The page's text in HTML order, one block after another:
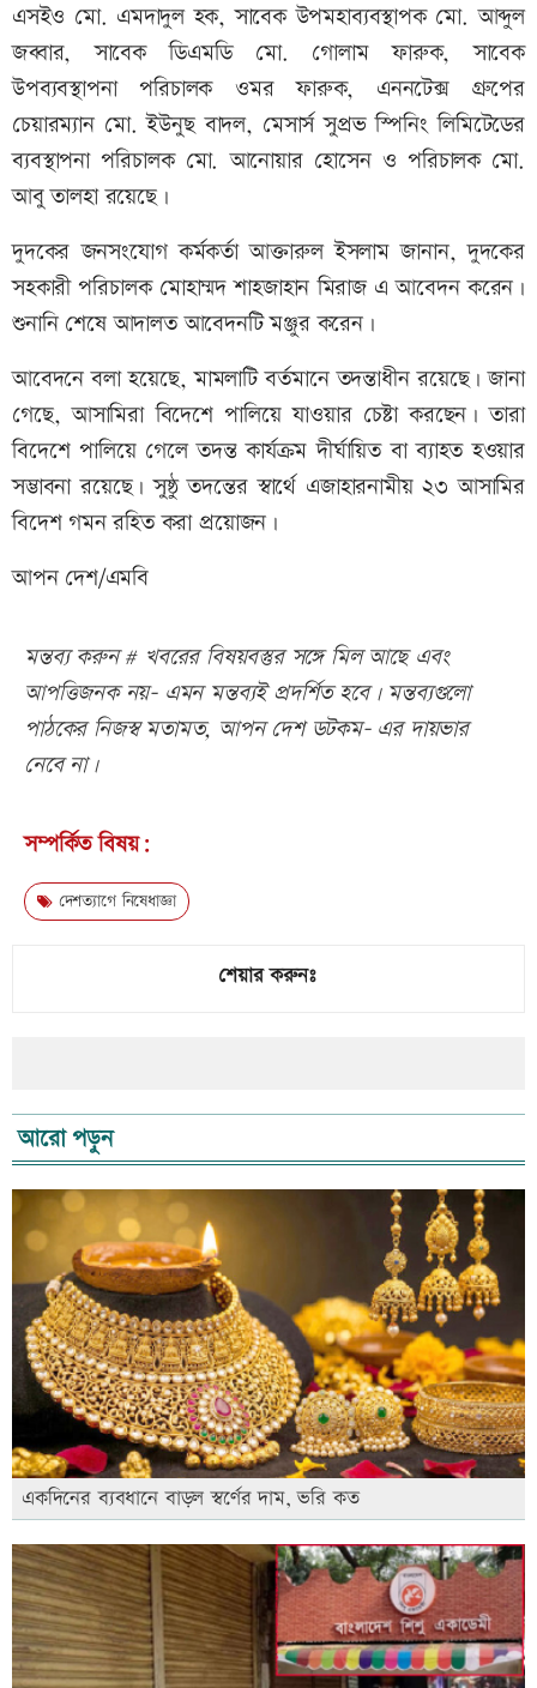
এসইও মো. এমদাদুল হক, সাবেক উপমহাব্যবস্থাপক মো. আব্দুল
জব্বার, সাবেক ডিএমডি মো. গোলাম ফারুক, সাবেক
উপব্যবস্থাপনা পরিচালক ওমর ফারুক, এননটেক্স গ্রুপের
চেয়ারম্যান মো. ইউনুছ বাদল, মেসার্স সুপ্রভ স্পিনিং লিমিটেডের
ব্যবস্থাপনা পরিচালক মো. আনোয়ার হোসেন ও পরিচালক মো.
আবু তালহা রয়েছে।
দুদকের জনসংযোগ কর্মকর্তা আক্তারুল ইসলাম জানান, দুদকের
সহকারী পরিচালক মোহাম্মদ শাহজাহান মিরাজ এ আবেদন করেন।
শুনানি শেষে আদালত আবেদনটি মঞ্জুর করেন।
আবেদনে বলা হয়েছে, মামলাটি বর্তমানে তদন্তাধীন রয়েছে। জানা
গেছে, আসামিরা বিদেশে পালিয়ে যাওয়ার চেষ্টা করছেন। তারা
বিদেশে পালিয়ে গেলে তদন্ত কার্যক্রম দীর্ঘায়িত বা ব্যাহত হওয়ার
সম্ভাবনা রয়েছে। সুষ্ঠু তদন্তের স্বার্থে এজাহারনামীয় ২৩ আসামির
বিদেশ গমন রহিত করা প্রয়োজন।
আপন দেশ/এমবি
মন্তব্য করুন # খবরের বিষয়বস্তুর সঙ্গে মিল আছে এবং
আপত্তিজনক নয়- এমন মন্তব্যই প্রদর্শিত হবে। মন্তব্যগুলো
পাঠকের নিজস্ব মতামত, আপন দেশ ডটকম- এর দায়ভার
নেবে না।
সম্পর্কিত বিষয়:
দেশত্যাগে নিষেধাজ্ঞা
শেয়ার করুনঃ
আরো পড়ুন
একদিনের ব্যবধানে বাড়ল স্বর্ণের দাম, ভরি কত